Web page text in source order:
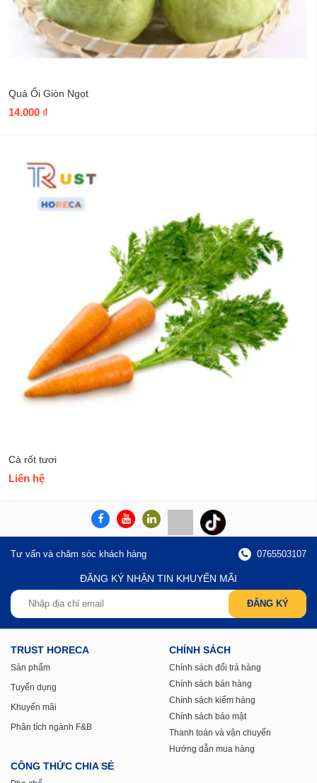
Quả Ổi Giòn Ngọt
14.000 ₫
Cà rốt tươi
Liên hệ
Tư vấn và chăm sóc khách hàng 0765503107
ĐĂNG KÝ NHẬN TIN KHUYẾN MÃI
TRUST HORECA
Sản phẩm
Tuyển dụng
Khuyến mãi
Phân tích ngành F&B
CHÍNH SÁCH
Chính sách đổi trả hàng
Chính sách bán hàng
Chính sách kiểm hàng
Chính sách bảo mật
Thanh toán và vận chuyển
Hướng dẫn mua hàng
CÔNG THỨC CHIA SẺ